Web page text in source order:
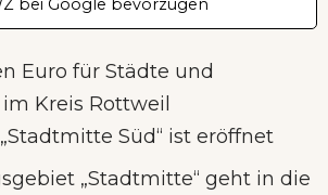
Euro für Städte und
Kreis Rottweil
Süd“ ist eröffnet
„Stadtmitte“ geht in die